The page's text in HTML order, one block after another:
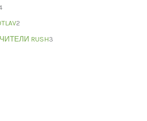
2
RUSH3